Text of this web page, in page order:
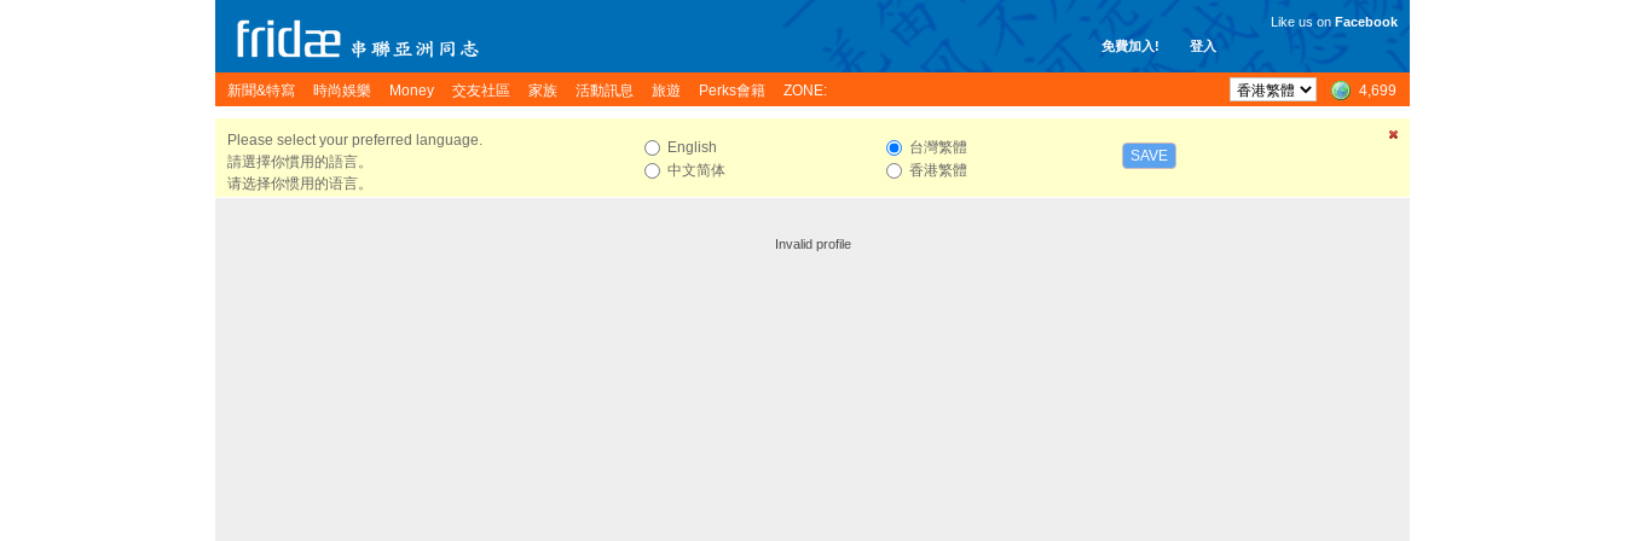
免費加入! 登入
Like us on Facebook
新聞&特寫 時尚娛樂 Money 交友社區 家族 活動訊息 旅遊 Perks會籍 ZONE: 4,699
Please select your preferred language.
請選擇你慣用的語言。
请选择你惯用的语言。
English
中文简体
台灣繁體
香港繁體
SAVE
Invalid profile